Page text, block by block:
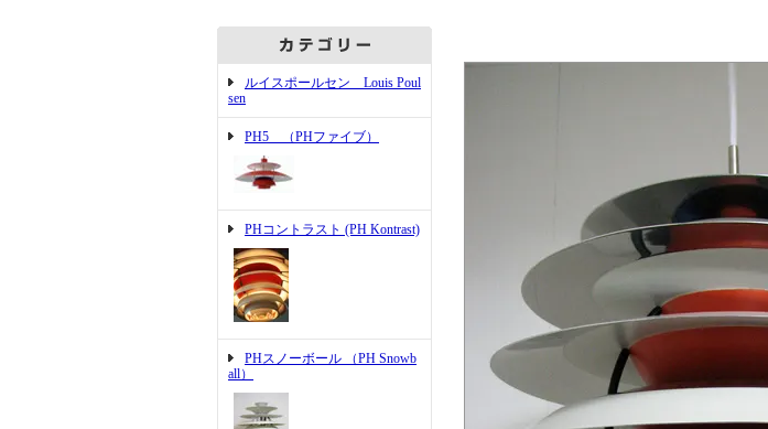
ルイスポールセン Louis Poul
sen
PH5 （PHファイブ）
PHコントラスト (PH Kontrast)
PHスノーボール （PH Snowb
all）